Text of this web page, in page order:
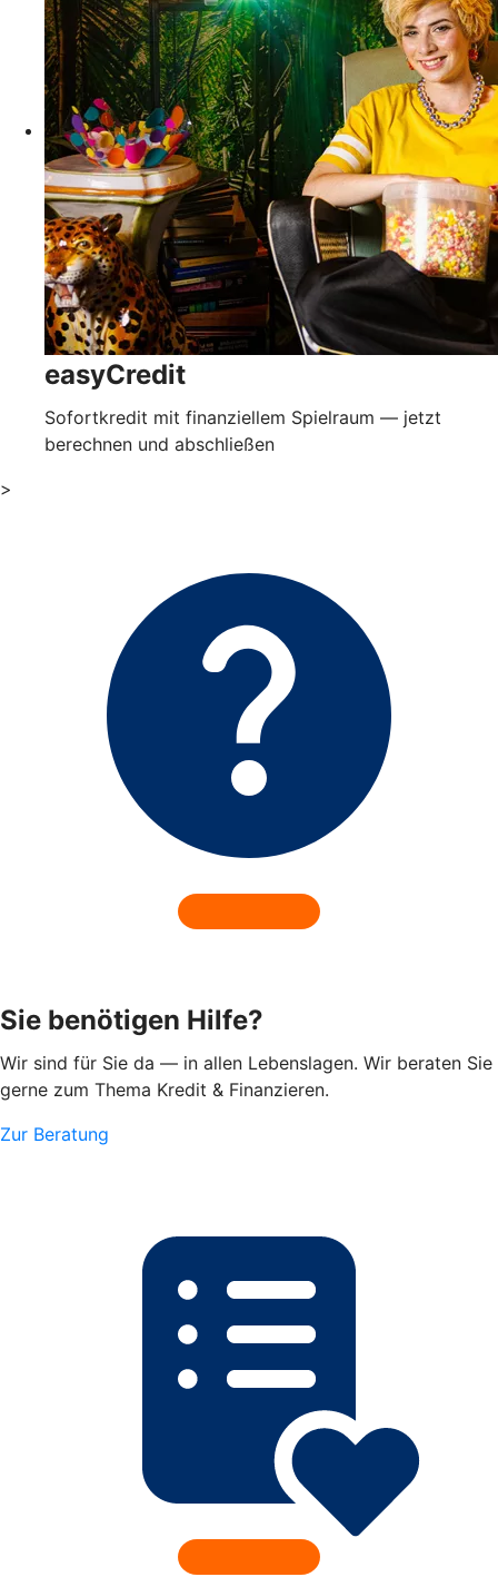
easyCredit
Sofortkredit mit finanziellem Spielraum — jetzt
berechnen und abschließen
>
Sie benötigen Hilfe?
Wir sind für Sie da — in allen Lebenslagen. Wir beraten Sie
gerne zum Thema Kredit & Finanzieren.
Zur Beratung